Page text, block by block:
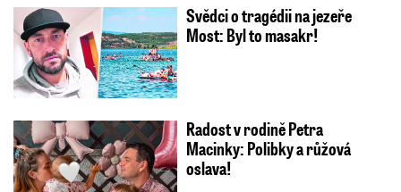
Svědci o tragédii na jezeře
Most: Byl to masakr!
Radost v rodině Petra
Macinky: Polibky a růžová
oslava!